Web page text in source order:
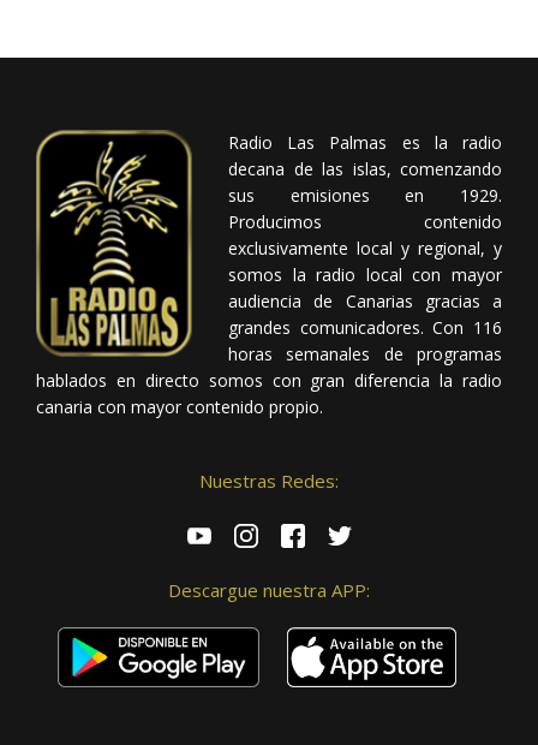
Radio Las Palmas es la radio
decana de las islas, comenzando
sus emisiones en 1929.
Producimos contenido
exclusivamente local y regional, y
somos la radio local con mayor
audiencia de Canarias gracias a
grandes comunicadores. Con 116
horas semanales de programas
hablados en directo somos con gran diferencia la radio
canaria con mayor contenido propio.
Nuestras Redes:
Descargue nuestra APP: